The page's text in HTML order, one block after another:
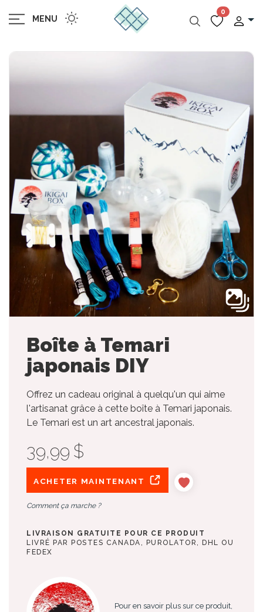
MENU
0
Boîte à Temari
japonais DIY
Offrez un cadeau original à quelqu'un qui aime
l'artisanat grâce à cette boîte à Temari japonais.
Le Temari est un art ancestral japonais.
39,99 $
ACHETER MAINTENANT
Comment ça marche ?
LIVRAISON GRATUITE POUR CE PRODUIT
LIVRÉ PAR POSTES CANADA, PUROLATOR, DHL OU
FEDEX
Pour en savoir plus sur ce produit,